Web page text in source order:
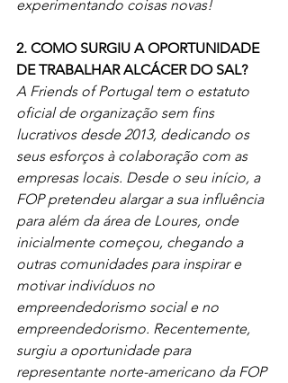
experimentando coisas novas!
2. COMO SURGIU A OPORTUNIDADE
DE TRABALHAR ALCÁCER DO SAL?
A Friends of Portugal tem o estatuto
oficial de organização sem fins
lucrativos desde 2013, dedicando os
seus esforços à colaboração com as
empresas locais. Desde o seu início, a
FOP pretendeu alargar a sua influência
para além da área de Loures, onde
inicialmente começou, chegando a
outras comunidades para inspirar e
motivar indivíduos no
empreendedorismo social e no
empreendedorismo. Recentemente,
surgiu a oportunidade para
representante norte-americano da FOP